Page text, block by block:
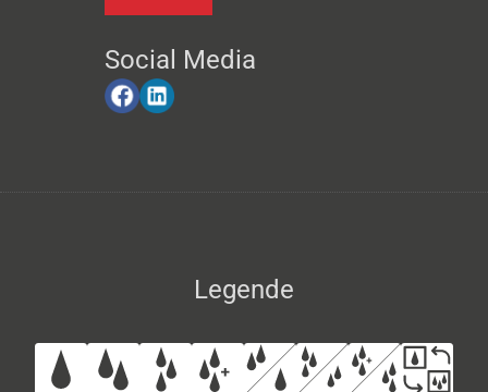
Social Media
Legende